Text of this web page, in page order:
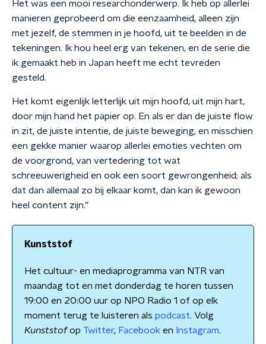
Het was een mooi researchonderwerp. Ik heb op allerlei
manieren geprobeerd om die eenzaamheid, alleen zijn
met jezelf, de stemmen in je hoofd, uit te beelden in de
tekeningen. Ik hou heel erg van tekenen, en de serie die
ik gemaakt heb in Japan heeft me echt tevreden
gesteld.
Het komt eigenlijk letterlijk uit mijn hoofd, uit mijn hart,
door mijn hand het papier op. En als er dan de juiste flow
in zit, de juiste intentie, de juiste beweging, en misschien
een gekke manier waarop allerlei emoties vechten om
de voorgrond, van vertedering tot wat
schreeuwerigheid en ook een soort gewrongenheid; als
dat dan allemaal zo bij elkaar komt, dan kan ik gewoon
heel content zijn.”
Kunststof
Het cultuur- en mediaprogramma van NTR van
maandag tot en met donderdag te horen tussen
19:00 en 20:00 uur op NPO Radio 1 of op elk
moment terug te luisteren als podcast. Volg
Kunststofop Twitter, Facebook en Instagram.